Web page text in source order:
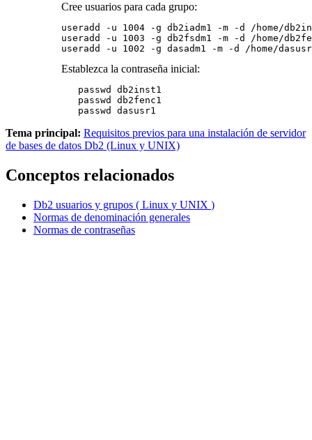
Cree usuarios para cada grupo:
useradd -u 1004 -g db2iadm1 -m -d /home/
useradd -u 1003 -g db2fsdm1 -m -d /home/
useradd -u 1002 -g dasadm1 -m -d /home/
Establezca la contraseña inicial:
   passwd db2inst1
   passwd db2fenc1
   passwd dasusr1
Tema principal: Requisitos previos para una instalación de servidor
de bases de datos Db2 (Linux y UNIX)
Conceptos relacionados
Db2 usuarios y grupos ( Linux y UNIX )
Normas de denominación generales
Normas de contraseñas